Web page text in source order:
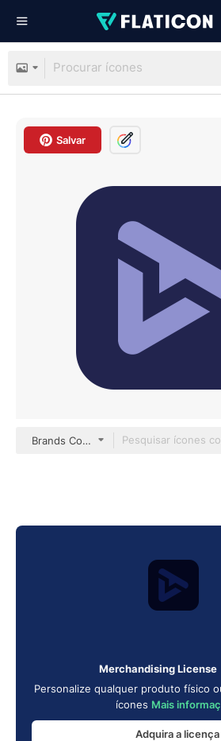
Salvar
Brands Color
Merchandising License
Personalize qualquer produto físico
ícones Mais
Adquira a licença